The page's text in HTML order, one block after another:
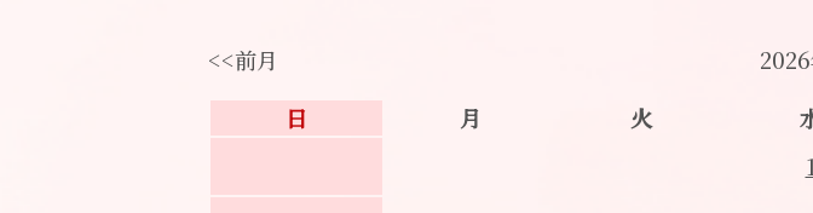
<<前月
日
月 火
1